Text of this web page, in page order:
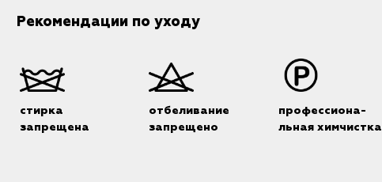
Рекомендации по уходу
стирка
запрещена
отбеливание
запрещено
профессиона-
льная химчистка